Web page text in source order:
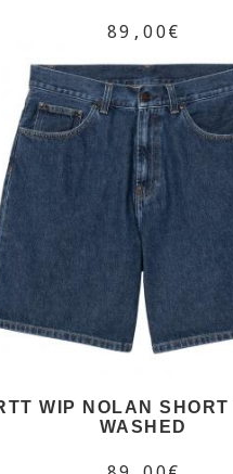
89,00€
WIP NOLAN
WASHED